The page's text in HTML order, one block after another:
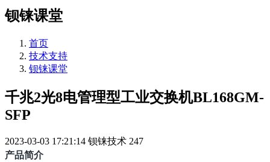
钡铼课堂
首页
技术支持
钡铼课堂
千兆2光8电管理型工业交换机BL168GM-
SFP
2023-03-03 17:21:14 钡铼技术 247
产品简介